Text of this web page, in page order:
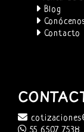
Blog
Contacto